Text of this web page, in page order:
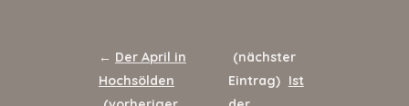
← Der April in
Hochsölden
(nächster
Eintrag) Ist